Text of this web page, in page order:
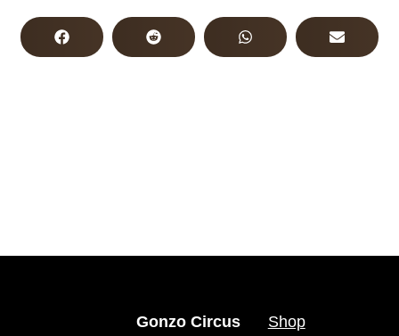
Gonzo Circus
Shop